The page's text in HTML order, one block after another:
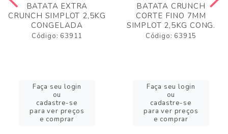
BATATA EXTRA
CRUNCH SIMPLOT 2,5KG
CONGELADA
Código: 63911
Faça seu login
ou
cadastre-se
para ver preços
e comprar
BATATA CRUNCH
CORTE FINO 7MM
SIMPLOT 2,5KG CONG.
Código: 63915
Faça seu login
ou
cadastre-se
para ver preços
e comprar